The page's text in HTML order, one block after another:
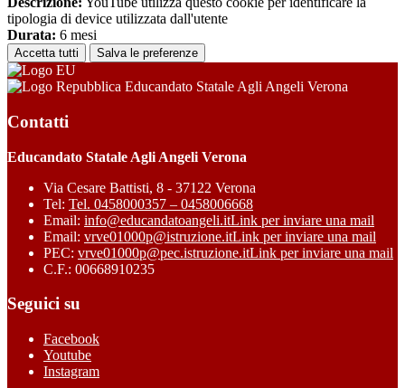
tipologia di device utilizzata dall'utente
Durata: 6 mesi
Accetta tutti Salva le preferenze
Educandato Statale Agli Angeli Verona
Contatti
Educandato Statale Agli Angeli Verona
Via Cesare Battisti, 8 - 37122 Verona
Tel: Tel. 0458000357 – 0458006668
Email: info@educandatoangeli.itLink per inviare una mail
Email: vrve01000p@istruzione.itLink per inviare una mail
PEC: vrve01000p@pec.istruzione.itLink per inviare una mail
C.F.: 00668910235
Seguici su
Facebook
Youtube
Instagram